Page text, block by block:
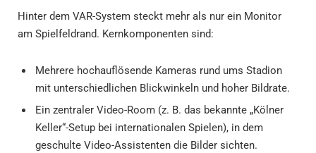
Hinter dem VAR-System steckt mehr als nur ein Monitor
am Spielfeldrand. Kernkomponenten sind:
Mehrere hochauflösende Kameras rund ums Stadion
mit unterschiedlichen Blickwinkeln und hoher Bildrate.
Ein zentraler Video-Room (z. B. das bekannte „Kölner
Keller“-Setup bei internationalen Spielen), in dem
geschulte Video-Assistenten die Bilder sichten.